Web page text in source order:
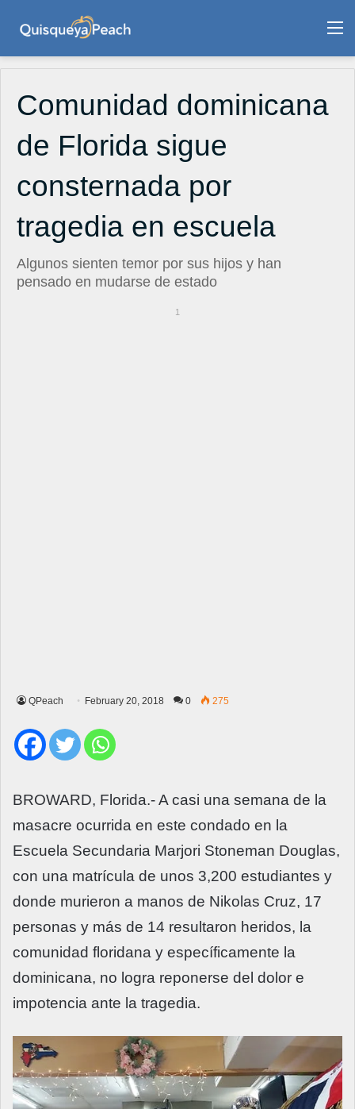
Comunidad dominicana
de Florida sigue
consternada por
tragedia en escuela
Algunos sienten temor por sus hijos y han
pensado en mudarse de estado
1
QPeach February 20, 2018 0 275
BROWARD, Florida.- A casi una semana de la
masacre ocurrida en este condado en la
Escuela Secundaria Marjori Stoneman Douglas,
con una matrícula de unos 3,200 estudiantes y
donde murieron a manos de Nikolas Cruz, 17
personas y más de 14 resultaron heridos, la
comunidad floridana y específicamente la
dominicana, no logra reponerse del dolor e
impotencia ante la tragedia.